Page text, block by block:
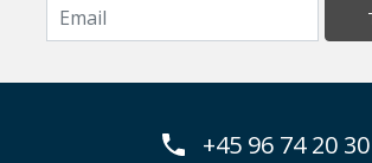
+45 96 74 20 30